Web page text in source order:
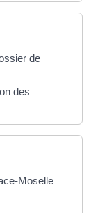
de
des
Moselle